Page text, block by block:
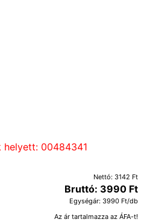
00484341
Nettó: 3142 Ft
Bruttó: 3990 Ft
Egységár: 3990 Ft/db
Az ár tartalmazza az ÁFA-t!